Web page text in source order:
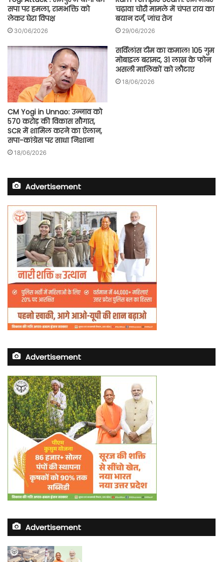
सपा पर हमला, रामभक्ति को
लेकर घेरा विपक्ष
30/06/2026
चढ़ावा चोरी मामले में चंपत राय का
बयान दर्ज, जांच तेज
29/06/2026
CM Yogi in Unnao: उन्नाव को
570 करोड़ की विकास सौगात,
SCR में शामिल करने का ऐलान,
सपा-कांग्रेस पर साधा निशाना
18/06/2026
सर्विलांस टीम का कमाल! 105 गुम
मोबाइल बरामद, 31 लाख के फोन
असली मालिकों को लौटाए
18/06/2026
Advertisement
Advertisement
Advertisement